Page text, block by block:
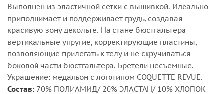
Выполнен из эластичной сетки с вышивкой. Идеально
приподнимает и поддерживает грудь, создавая
красивую зону декольте. На стане бюстгальтера
вертикальные упругие, корректирующие пластины,
позволяющие прилегать к телу и не скручиваться
боковой части бюстгальтера. Бретели несъемные.
Украшение: медальон с логотипом COQUETTE REVUE.
Состав: 70% ПОЛИАМИД/ 20% ЭЛАСТАН/ 10% ХЛОПОК